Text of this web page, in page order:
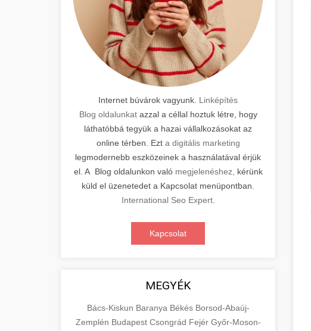
Internet búvárok vagyunk. Linképítés
Blog oldalunkatazzal a céllal hoztuk létre, hogy
láthatóbbá tegyük a hazai vállalkozásokat az
online térben. Ezt a digitális marketing
legmodernebb eszközeinek a használatával érjük
el. A Blog oldalunkon való megjelenéshez,
kérünk
küld el üzenetedet a Kapcsolat menüpontban.
International Seo Expert.
Kapcsolat
MEGYÉK
Bács-Kiskun Baranya Békés Borsod-Abaúj-
Zemplén Budapest Csongrád Fejér Győr-Moson-